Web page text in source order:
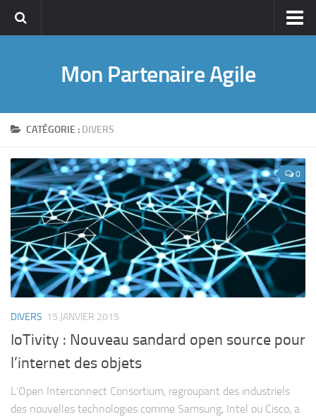
Pourquoi ce blog ?
Management de projet
Agile PM
Lean Management
Management & Leadership
Conseil & Coaching
Publications
Mon Partenaire Agile
CATÉGORIE : DIVERS
0
DIVERS 15 JANVIER 2015
IoTivity : Nouveau sandard open source pour
l’internet des objets
L’Open Interconnect Consortium, regroupant des industriels
des nouvelles technologies comme Samsung, Intel ou Cisco, a